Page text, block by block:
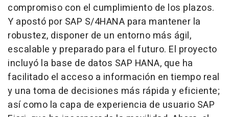
compromiso con el cumplimiento de los plazos.
Y apostó por SAP S/4HANA para mantener la
robustez, disponer de un entorno más ágil,
escalable y preparado para el futuro. El proyecto
incluyó la base de datos SAP HANA, que ha
facilitado el acceso a información en tiempo real
y una toma de decisiones más rápida y eficiente;
así como la capa de experiencia de usuario SAP